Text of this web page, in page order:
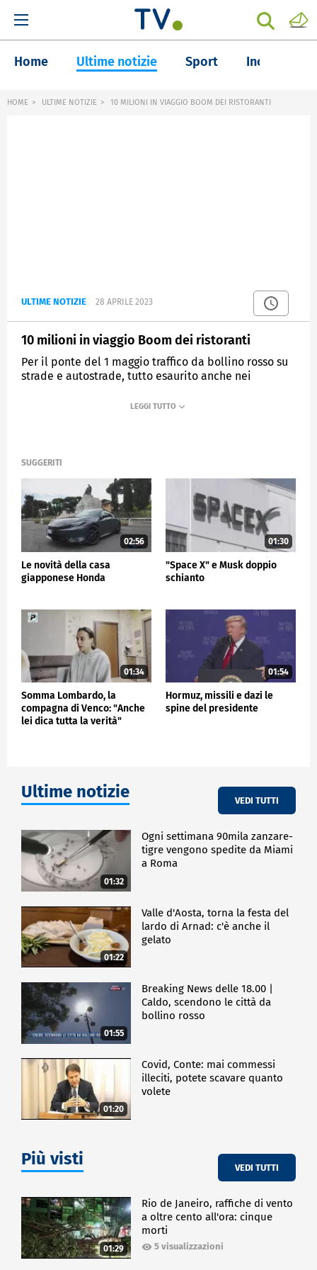
Home Ultime notizie Sport Inchieste
HOME ULTIME NOTIZIE 10 MILIONI IN VIAGGIO BOOM DEI RISTORANTI
ULTIME NOTIZIE 28 APRILE 2023
10 milioni in viaggio Boom dei ristoranti
Per il ponte del 1 maggio traffico da bollino rosso su
strade e autostrade, tutto esaurito anche nei
SUGGERITI
02:56
Le novità della casa
giapponese Honda
01:30
"Space X" e Musk doppio
schianto
01:34
Somma Lombardo, la
compagna di Venco: "Anche
lei dica tutta la verità"
01:54
Hormuz, missili e dazi le
spine del presidente
Ultime notizie VEDI TUTTI
01:32
Ogni settimana 90mila zanzare-
tigre vengono spedite da Miami
a Roma
01:22
Valle d'Aosta, torna la festa del
lardo di Arnad: c'è anche il
gelato
01:55
Breaking News delle 18.00 |
Caldo, scendono le città da
bollino rosso
01:20
Covid, Conte: mai commessi
illeciti, potete scavare quanto
volete
Più visti VEDI TUTTI
01:29
Rio de Janeiro, raffiche di vento
a oltre cento all'ora: cinque
morti
5 visualizzazioni